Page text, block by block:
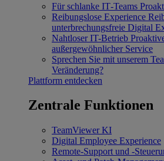
Für schlanke IT‐Teams
Reibungslose Experience
unterbrechungsfreie Digital
Nahtloser IT-Betrieb
außergewöhnlicher Service
Sprechen Sie mit unserem
Veränderung?
Plattform entdecken
Zentrale Funktionen
TeamViewer KI
Digital Employee Experience
Remote-Support und -